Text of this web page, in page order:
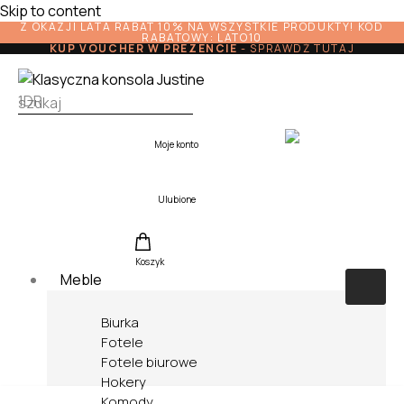
Skip to content
Z OKAZJI LATA RABAT 10% NA WSZYSTKIE PRODUKTY! KOD
RABATOWY: LATO10
KUP VOUCHER W PREZENCIE-SPRAWDŹ TUTAJ
Moje konto
Ulubione
Koszyk
Meble
Biurka
Fotele
Fotele biurowe
Hokery